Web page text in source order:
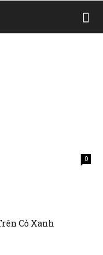
0
Cỏ Xanh